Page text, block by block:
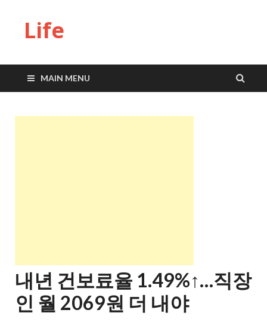
Life
MAIN MENU
내년 건보료율 1.49%↑…직장
인 월 2069원 더 내야